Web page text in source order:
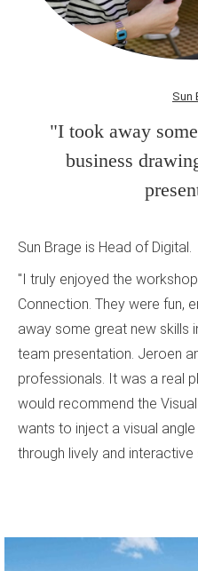
Sun
"I took away
business
Sun Brage is Head of Digital.
"I truly enjoyed the
Connection. They were fun,
away some great new skills
team presentation. Jeroen
professionals. It was a real
would recommend the
wants to inject a visual
through lively and interactive